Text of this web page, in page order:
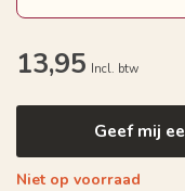
13,95 Incl. btw
Geef mij
Niet op voorraad